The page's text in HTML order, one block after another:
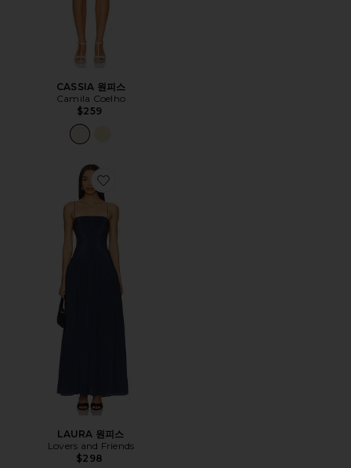
CASSIA 원피스
Camila Coelho
$259
Favorite LAURA 원피스
LAURA 원피스
Lovers and Friends
$298